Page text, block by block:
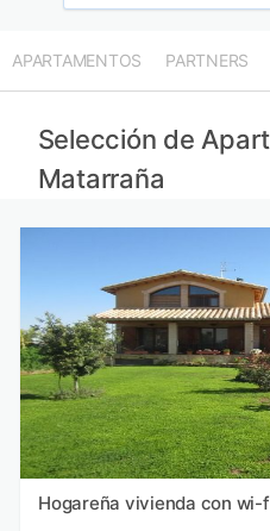
APARTAMENTOS PARTNERS
Selección de
Matarraña
Hogareña vivienda con wi-